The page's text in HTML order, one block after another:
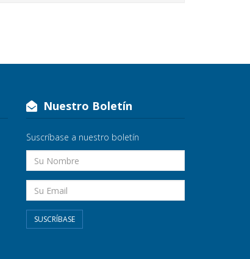
Nuestro Boletín
Suscríbase a nuestro boletín
SUSCRÍBASE